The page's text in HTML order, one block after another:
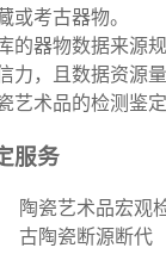
或考古器物。
的器物数据来源
力，且数据资源
艺术品的检测鉴
服务
陶瓷艺术品宏观
古陶瓷断源断代